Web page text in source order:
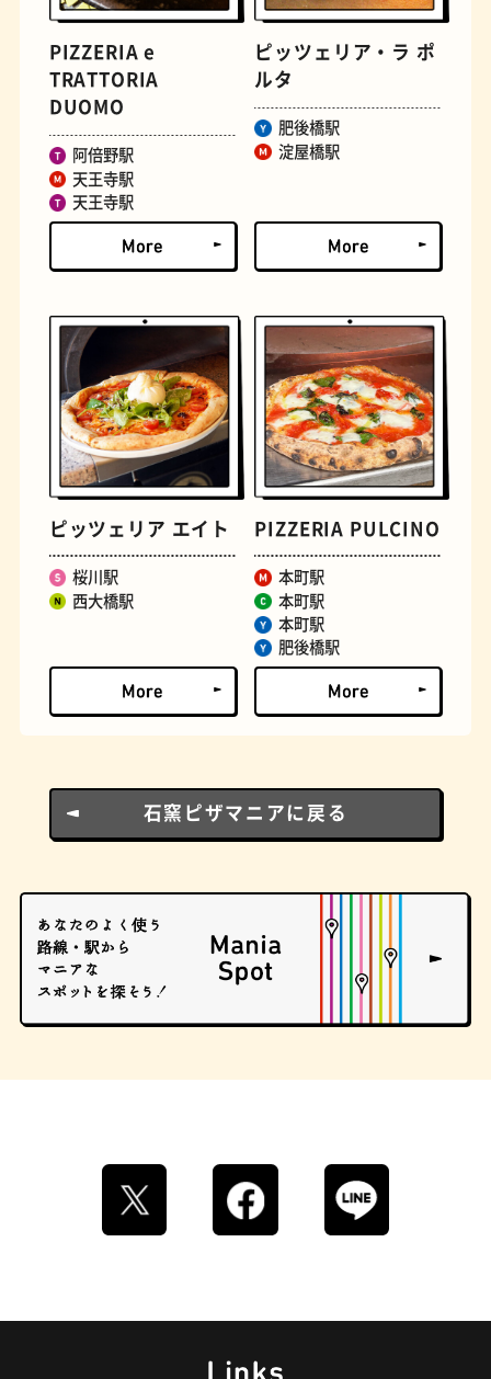
おにぎり
とうふ 床
PIZZERIA e
TRATTORIA
DUOMO
阿倍野駅
天王寺駅
天王寺駅
ピッツェリア・ラ ポ
ルタ
肥後橋駅
淀屋橋駅
ピッツェリア エイト
桜川駅
西大橋駅
PIZZERIA PULCINO
本町駅
本町駅
本町駅
肥後橋駅
石窯ピザマニアに戻る